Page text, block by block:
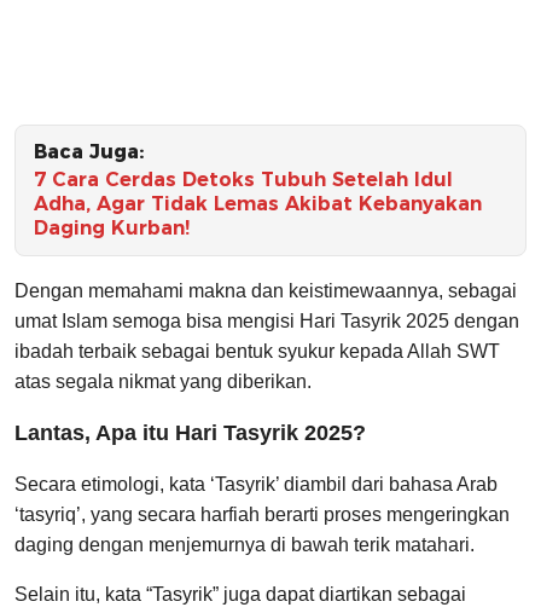
Baca Juga:
7 Cara Cerdas Detoks Tubuh Setelah Idul
Adha, Agar Tidak Lemas Akibat Kebanyakan
Daging Kurban!
Dengan memahami makna dan keistimewaannya, sebagai
umat Islam semoga bisa mengisi Hari Tasyrik 2025 dengan
ibadah terbaik sebagai bentuk syukur kepada Allah SWT
atas segala nikmat yang diberikan.
Lantas, Apa itu Hari Tasyrik 2025?
Secara etimologi, kata ‘Tasyrik’ diambil dari bahasa Arab
‘tasyriq’, yang secara harfiah berarti proses mengeringkan
daging dengan menjemurnya di bawah terik matahari.
Selain itu, kata “Tasyrik” juga dapat diartikan sebagai